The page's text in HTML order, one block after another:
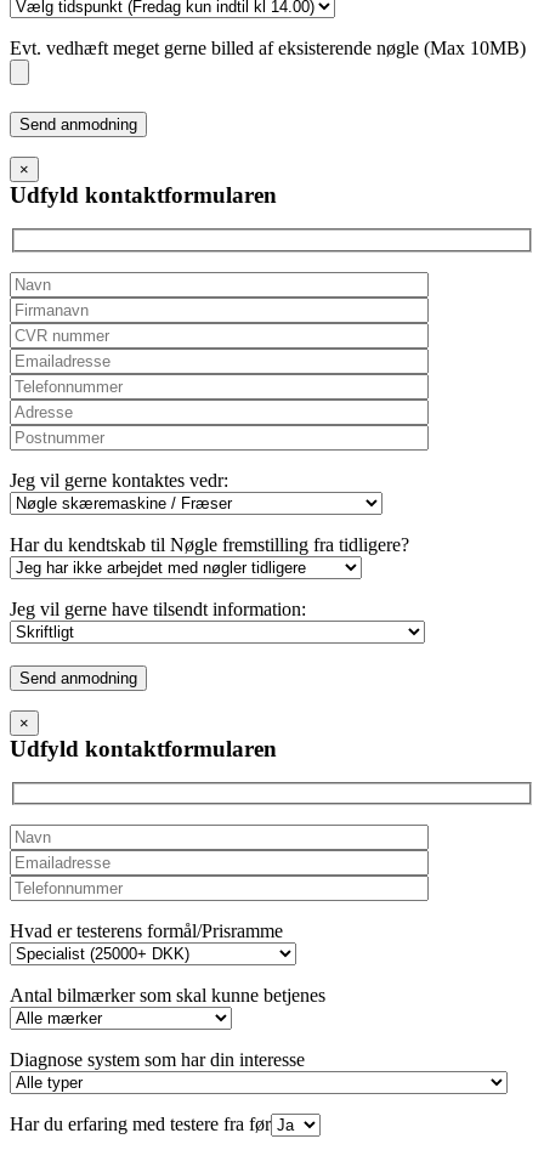
Evt. vedhæft meget gerne billed af eksisterende nøgle (Max 10MB)
Please
leave
this
field
empty.
×
Udfyld kontaktformularen
Jeg vil gerne kontaktes vedr:
Har du kendtskab til Nøgle fremstilling fra tidligere?
Jeg vil gerne have tilsendt information:
Please
leave
this
field
empty.
×
Udfyld kontaktformularen
Hvad er testerens formål/Prisramme
Antal bilmærker som skal kunne betjenes
Diagnose system som har din interesse
Har du erfaring med testere fra før